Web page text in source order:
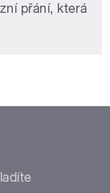
přání, která